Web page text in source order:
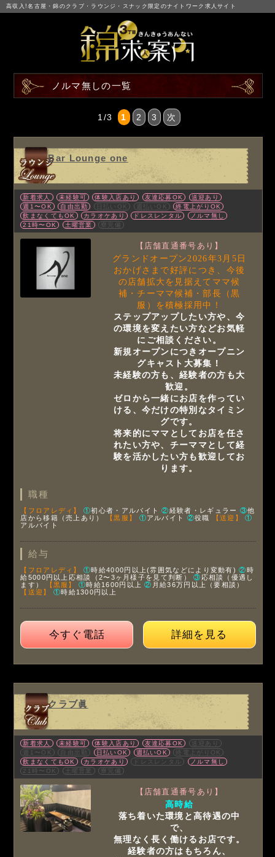
高収入!名古屋・錦のクラブ・ラウンジ・スナック限定のナイトワーク求人サイト
ノルマ無しの一覧
1/3 1 2 3 次
Bar Lounge one
新着求人 未経験可 体験入店あり 友達応募OK
送迎あり
週1〜OK
自由出勤 日払いOK 週払いOK
終電上がりOK
飲まなくてもOK
カラオケあり ドレスレンタル
ノルマ無し
21時〜OK
土曜営業 寮完備
【店舗直通番号あり】
グランドオープン2026年3月5日
おかげさまで好評につき、今後
の店舗拡大を見据えてママ候
補・チーママ候補・部長（黒
服）を積極採用中！
ステップアップしたい方や、今
の環境を変えたい方などお気軽
にご相談ください。
新規オープンにつきオープニン
グキャスト大募集！
未経験の方も、経験者の方も大
歓迎。
ゼロから一緒にお店を作ってい
ける、今だけの特別なタイミン
グです。
将来的にママとしてお店を任さ
れたい方や、チーママとして経
験を活かしたい方も歓迎してお
ります。
職種
【フロアレディ】 ①初心者・アルバイト②経験者・レギュラー ③他
店から移籍（売上あり）
【黒服】 ①アルバイト ②役職 【送迎】
①
アルバイト
給与
【フロアレディ】 ①時給4000円以上(雰囲気などにより変動有)②時
給5000円以上応相談（2〜3ヶ月様子を見て判断）③ 応相談（優遇し
ます）
【黒服】 ①時給1600円以上② 月給36万円以上（要相談）
【送迎】
①時給1300円以上
今すぐ電話 詳細を見る
クラブ眞
新着求人 未経験可 体験入店あり 友達応募OK
送迎あり
週1〜OK
自由出勤 日払いOK 週払いOK
終電上がりOK
飲まなくてもOK
カラオケあり ドレスレンタル
ノルマ無し
21時〜OK
土曜営業 寮完備
【店舗直通番号あり】
高時給
落ち着いた環境と高待遇の中
で、
無理なく長く働けるお店です。
経験者の方はもちろん、